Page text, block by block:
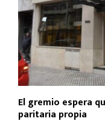
El gremio espera
paritaria propia